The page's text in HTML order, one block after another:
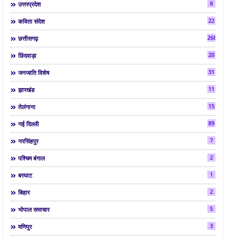
उत्तरप्रदेश 8
कविता संदेश 22
छत्तीसगढ़ 268
छिंदवाड़ा 20
जनजाति विशेष 31
झारखंड 11
तेलंगाना 15
नई दिल्ली 89
नरसिंहपुर 7
पश्चिम बंगाल 2
बरघाट 1
बिहार 2
भोपाल समाचार 5
मणिपुर 3